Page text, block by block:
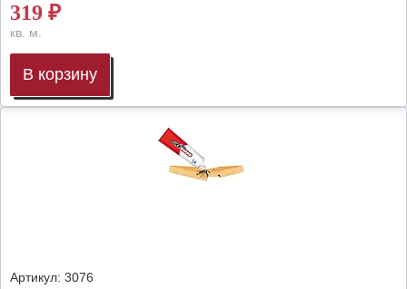
319 ₽
кв. м.
В корзину
Артикул: 3076